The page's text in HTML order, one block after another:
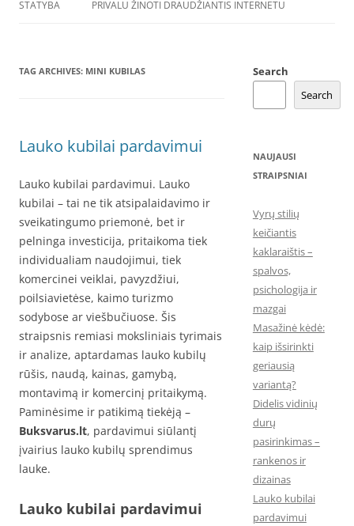
STATYBA PRIVALU ŽINOTI DRAUDŽIANTIS INTERNETU
TAG ARCHIVES: MINI KUBILAS
Lauko kubilai pardavimui
Lauko kubilai pardavimui. Lauko
kubilai – tai ne tik atsipalaidavimo ir
sveikatingumo priemonė, bet ir
pelninga investicija, pritaikoma tiek
individualiam naudojimui, tiek
komercinei veiklai, pavyzdžiui,
poilsiavietėse, kaimo turizmo
sodybose ar viešbučiuose. Šis
straipsnis remiasi moksliniais tyrimais
ir analize, aptardamas lauko kubilų
rūšis, naudą, kainas, gamybą,
montavimą ir komercinį pritaikymą.
Paminėsime ir patikimą tiekėją –
Buksvarus.lt, pardavimui siūlantį
įvairius lauko kubilų sprendimus
lauke.
Lauko kubilai pardavimui
Search
Search
NAUJAUSI
STRAIPSNIAI
Vyrų stilių
keičiantis
kaklaraištis –
spalvos,
psichologija ir
mazgai
Masažinė kėdė:
kaip išsirinkti
geriausią
variantą?
Didelis vidinių
durų
pasirinkimas –
rankenos ir
dizainas
Lauko kubilai
pardavimui